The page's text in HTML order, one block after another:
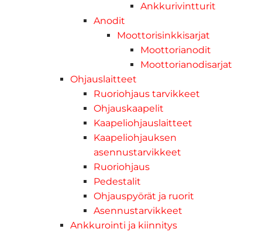
Ankkurivintturit
Anodit
Moottorisinkkisarjat
Moottorianodit
Moottorianodisarjat
Ohjauslaitteet
Ruoriohjaus tarvikkeet
Ohjauskaapelit
Kaapeliohjauslaitteet
Kaapeliohjauksen
asennustarvikkeet
Ruoriohjaus
Pedestalit
Ohjauspyörät ja ruorit
Asennustarvikkeet
Ankkurointi ja kiinnitys